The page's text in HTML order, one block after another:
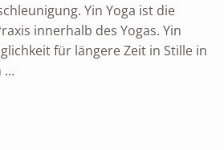
Yin Yoga ist die
innerhalb des Yogas. Yin
für längere Zeit in Stille in
…